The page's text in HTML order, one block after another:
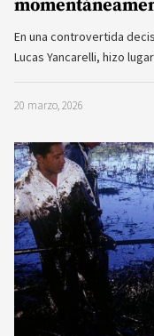
En una controvertida
Lucas Yancarelli, hizo
20 marzo, 2026